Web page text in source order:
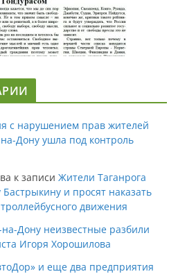
с нарушением прав жителей
Дону ушла под контроль
к записи Жители Таганрога
и просят наказать
движения
на-Дону неизвестные разбили
Игоря Хорошилова
и еще два предприятия